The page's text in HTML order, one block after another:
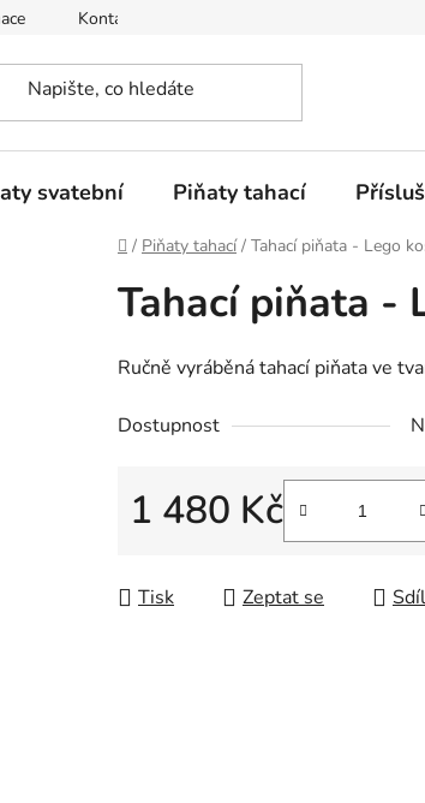
Kontakty
svatební Piňaty tahací
Domů
/ Piňaty tahací / Tahací piňata - Lego
Tahací piňata -
Ručně vyráběná tahací piňata ve
Dostupnost
1 480 Kč
Tisk Zeptat se